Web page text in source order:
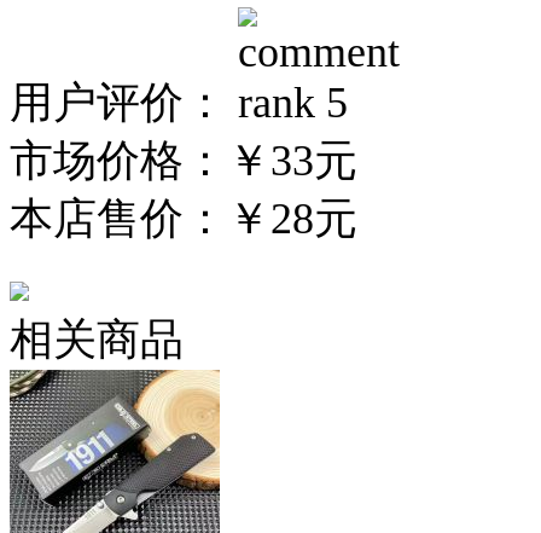
用户评价：
市场价格： ￥33元
本店售价： ￥28元
相关商品